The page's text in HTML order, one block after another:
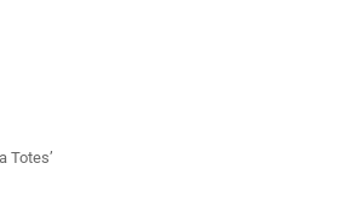
Totes’